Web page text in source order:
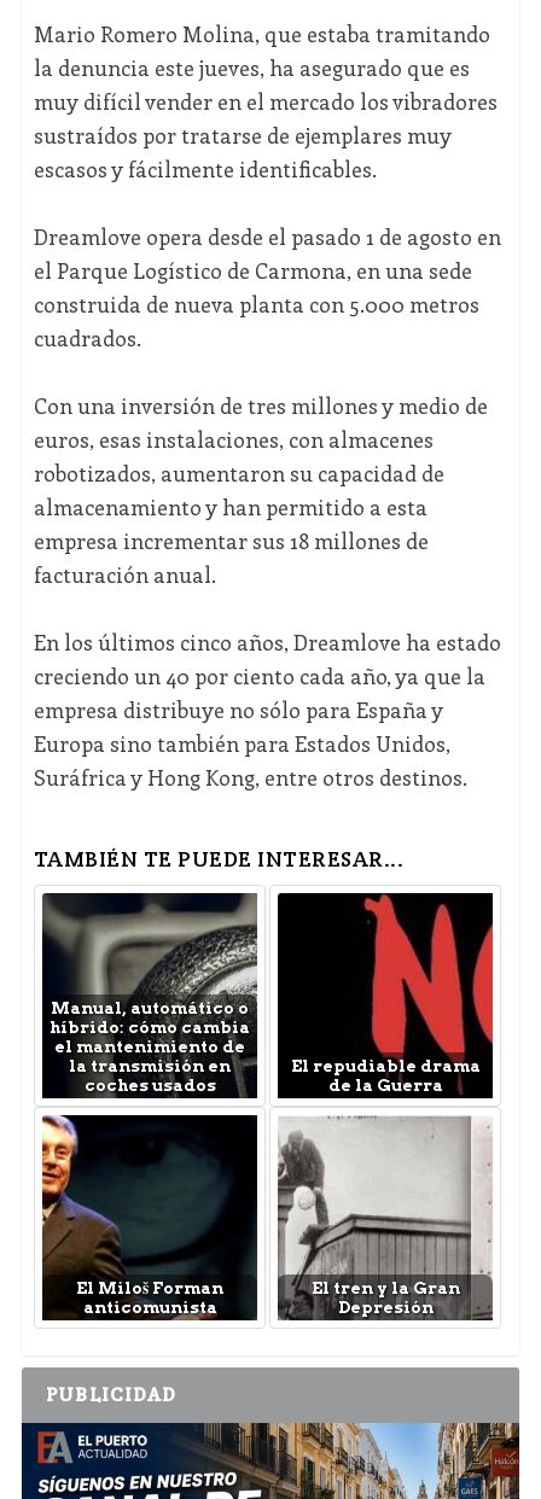
Mario Romero Molina, que estaba tramitando
la denuncia este jueves, ha asegurado que es
muy difícil vender en el mercado los vibradores
sustraídos por tratarse de ejemplares muy
escasos y fácilmente identificables.
Dreamlove opera desde el pasado 1 de agosto en
el Parque Logístico de Carmona, en una sede
construida de nueva planta con 5.000 metros
cuadrados.
Con una inversión de tres millones y medio de
euros, esas instalaciones, con almacenes
robotizados, aumentaron su capacidad de
almacenamiento y han permitido a esta
empresa incrementar sus 18 millones de
facturación anual.
En los últimos cinco años, Dreamlove ha estado
creciendo un 40 por ciento cada año, ya que la
empresa distribuye no sólo para España y
Europa sino también para Estados Unidos,
Suráfrica y Hong Kong, entre otros destinos.
TAMBIÉN TE PUEDE INTERESAR...
Manual, automático o
híbrido: cómo cambia
el mantenimiento de
la transmisión en
coches usados
El repudiable drama
de la Guerra
El Miloš Forman
anticomunista
El tren y la Gran
Depresión
PUBLICIDAD